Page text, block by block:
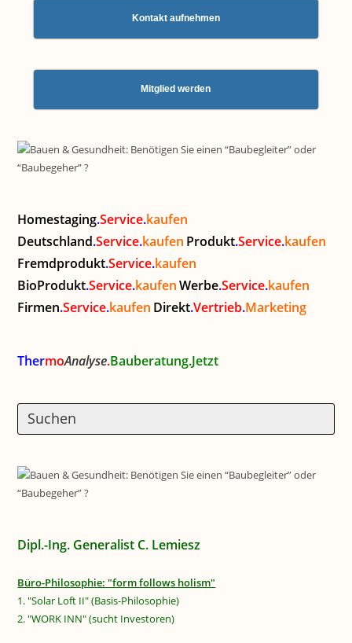
Kontakt aufnehmen
Mitglied werden
Homestaging.Service.kaufen
Deutschland.Service.kaufen Produkt.Service.kaufen
Fremdprodukt.Service.kaufen
BioProdukt.Service.kaufen Werbe.Service.kaufen
Firmen.Service.kaufen Direkt.Vertrieb.Marketing
ThermoAnalyse.Bauberatung.Jetzt
Dipl.-Ing. Generalist C. Lemiesz
Büro-Philosophie: "form follows holism"
1. "Solar Loft II" (Basis-Philosophie)
2. "WORK INN" (sucht Investoren)